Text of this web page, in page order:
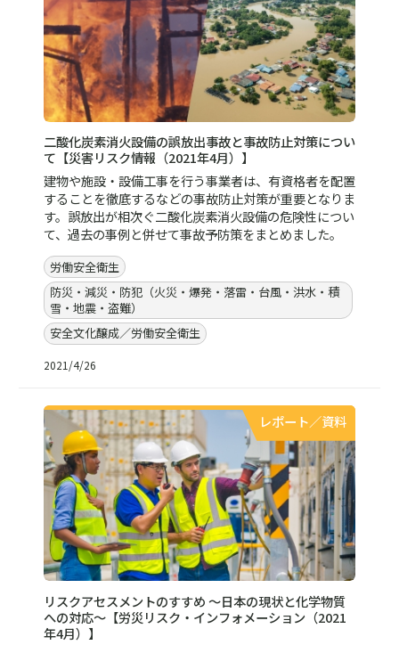
二酸化炭素消火設備の誤放出事故と事故防止対策につい
て【災害リスク情報（2021年4月）】
建物や施設・設備工事を行う事業者は、有資格者を配置
することを徹底するなどの事故防止対策が重要となりま
す。誤放出が相次ぐ二酸化炭素消火設備の危険性につい
て、過去の事例と併せて事故予防策をまとめました。
労働安全衛生
防災・減災・防犯（火災・爆発・落雷・台風・洪水・積
雪・地震・盗難）
安全文化醸成／労働安全衛生
2021/4/26
レポート／資料
リスクアセスメントのすすめ ～日本の現状と化学物質
への対応～【労災リスク・インフォメーション（2021
年4月）】